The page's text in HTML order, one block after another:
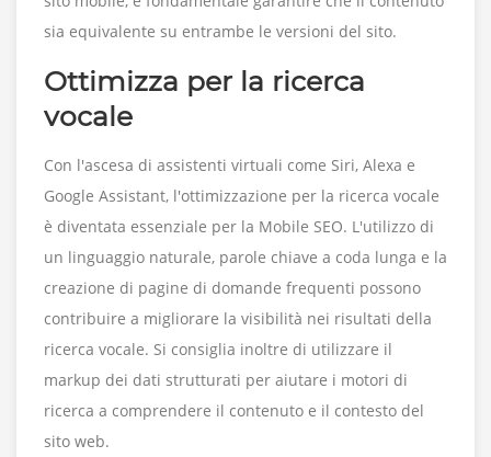
sia equivalente su entrambe le versioni del sito.
Ottimizza per la ricerca
vocale
Con l'ascesa di assistenti virtuali come Siri, Alexa e
Google Assistant, l'ottimizzazione per la ricerca vocale
è diventata essenziale per la Mobile SEO. L'utilizzo di
un linguaggio naturale, parole chiave a coda lunga e la
creazione di pagine di domande frequenti possono
contribuire a migliorare la visibilità nei risultati della
ricerca vocale. Si consiglia inoltre di utilizzare il
markup dei dati strutturati per aiutare i motori di
ricerca a comprendere il contenuto e il contesto del
sito web.